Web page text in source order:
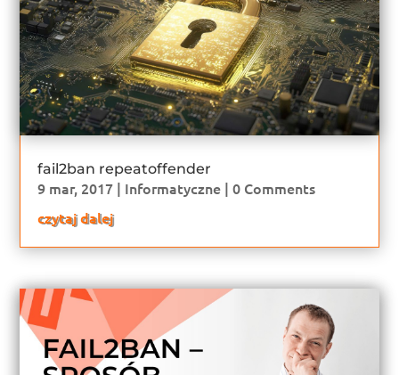
fail2ban repeatoffender
9 mar, 2017 | Informatyczne | 0 Comments
czytaj dalej